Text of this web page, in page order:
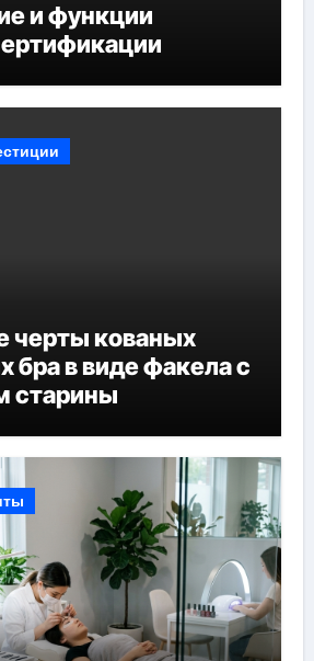
и функции
черты кованых
бра в виде факела с
старины